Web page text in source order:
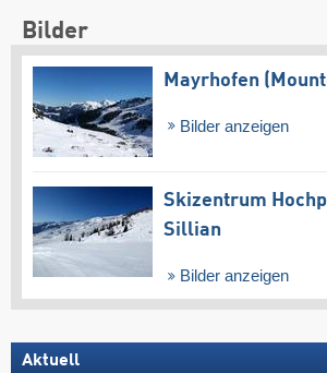
Bilder
Mayrhofen
Bilder anzeigen
Skizentrum
Sillian
Bilder anzeigen
Aktuell